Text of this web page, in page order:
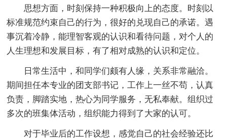
思想方面，时刻保持一种积极向上的态度。时刻以
标准规范约束自己的行为，很好的兑现自己的承诺。遇
事沉着冷静，能理智客观的认识和看待问题，对个人的
人生理想和发展目标，有了相对成熟的认识和定位。
日常生活中，和同学们颇有人缘，关系非常融洽。
期间担任本专业的团支部书记，工作上一丝不苟，认真
负责，脚踏实地，热心为同学服务，无私奉献。组织过
多次的班集体活动，组织能力得到了大家的认可。
对于毕业后的工作设想，感觉自己的社会经验还比